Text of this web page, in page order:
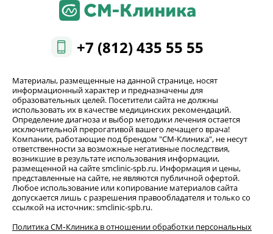
+7 (812) 435 55 55
Материалы, размещенные на данной странице, носят
информационный характер и предназначены для
образовательных целей. Посетители сайта не должны
использовать их в качестве медицинских рекомендаций.
Определение диагноза и выбор методики лечения остается
исключительной прерогативой вашего лечащего врача!
Компании, работающие под брендом "СМ-Клиника", не несут
ответственности за возможные негативные последствия,
возникшие в результате использования информации,
размещенной на сайте smclinic-spb.ru. Информация и цены,
представленные на сайте, не являются публичной офертой.
Любое использование или копирование материалов сайта
допускается лишь с разрешения правообладателя и только со
ссылкой на источник: smclinic-spb.ru.
Политика СМ‑Клиника в отношении обработки персональных